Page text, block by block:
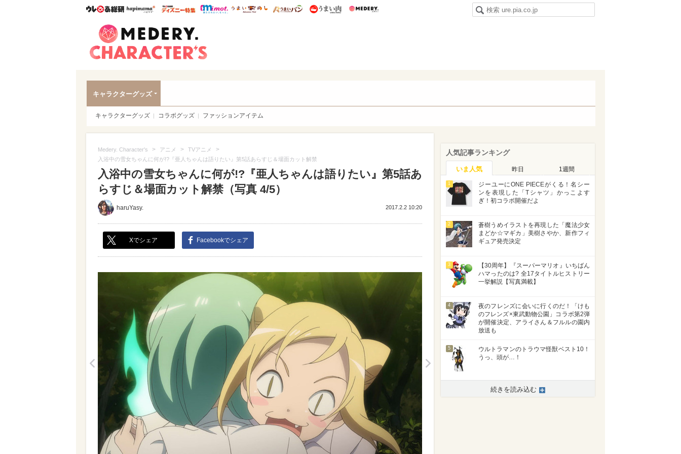
ウレぴあ総研ハピママ* ウレぴあ総研 ディズニー特集
mimot. うまいめし うまいパン うまい肉
キャラクターグッズ
キャラクターグッズ コラボグッズ ファッションアイテム
Medery. Character's > アニメ > TVアニメ >
入浴中の雪女ちゃんに何が!?『亜人ちゃんは語りたい』第5話あらすじ＆場面カット解禁
入浴中の雪女ちゃんに何が!?『亜人ちゃんは語りたい』第5話あ
らすじ＆場面カット解禁（写真 4/5）
haruYasy. 2017.2.2 10:20
Xでシェア Facebookでシェア
>
人気記事ランキング
いま人気 昨日 1週間
1
ジーユーにONE PIECEがくる！名シー
ンを表現した「Tシャツ」かっこよす
ぎ！初コラボ開催だよ
2
蒼樹うめイラストを再現した「魔法少女
まどか☆マギカ」美樹さやか、新作フィ
ギュア発売決定
3
【30周年】『スーパーマリオ』いちばん
ハマったのは? 全17タイトルヒストリー
一挙解説【写真満載】
4
夜のフレンズに会いに行くのだ！「けも
のフレンズ×東武動物公園」コラボ第2弾
が開催決定、アライさん＆フルルの園内
放送も
5
ウルトラマンのトラウマ怪獣ベスト10！
うっ、頭が…！
続きを読み込む